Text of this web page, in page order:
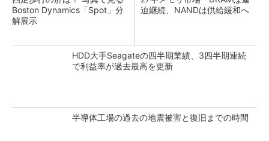
Boston Dynamics「Spot」分
解展示
迫継続、NANDは供給緩和へ
HDD大手Seagateの四半期業績、3四半期連続
で利益率が過去最高を更新
半導体工場の過去の地震被害と復旧までの時間